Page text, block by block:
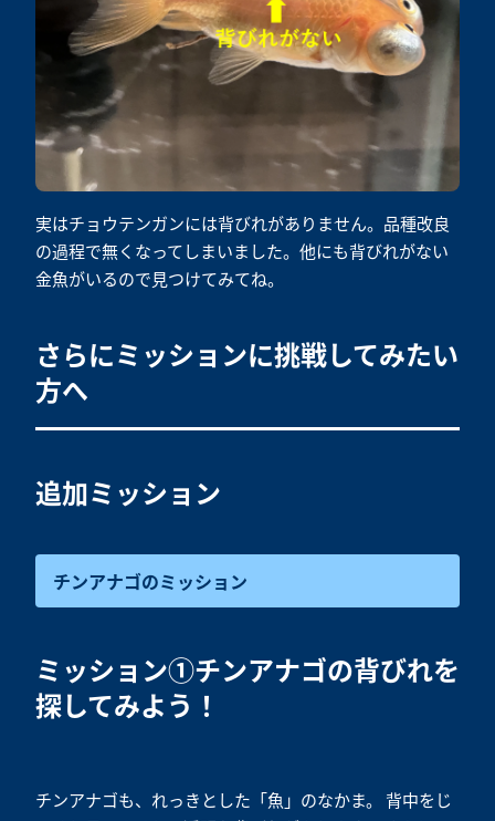
実はチョウテンガンには背びれがありません。品種改良
の過程で無くなってしまいました。他にも背びれがない
金魚がいるので見つけてみてね。
さらにミッションに挑戦してみたい
方へ
追加ミッション
チンアナゴのミッション
ミッション①チンアナゴの背びれを
探してみよう！
チンアナゴも、れっきとした「魚」のなかま。 背中をじ